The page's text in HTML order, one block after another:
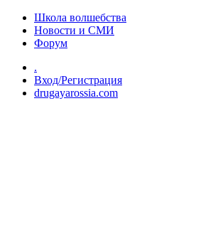
Перейти к основному содержанию
Школа волшебства
Новости и СМИ
Форум
.
Вход/Регистрация
drugayarossia.com